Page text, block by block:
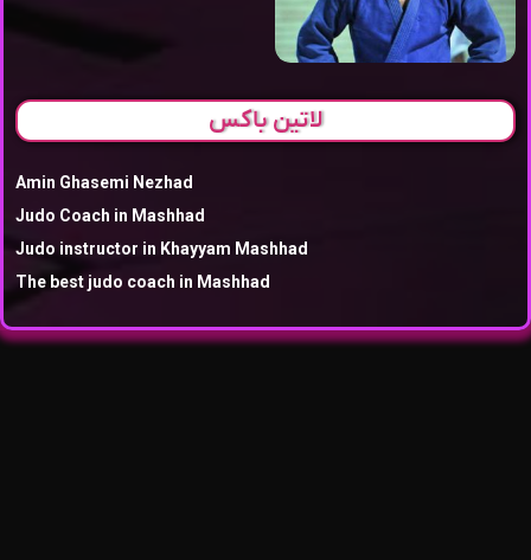
لاتین باکس
Amin Ghasemi Nezhad
Judo Coach in Mashhad
Judo instructor in Khayyam Mashhad
The best judo coach in Mashhad